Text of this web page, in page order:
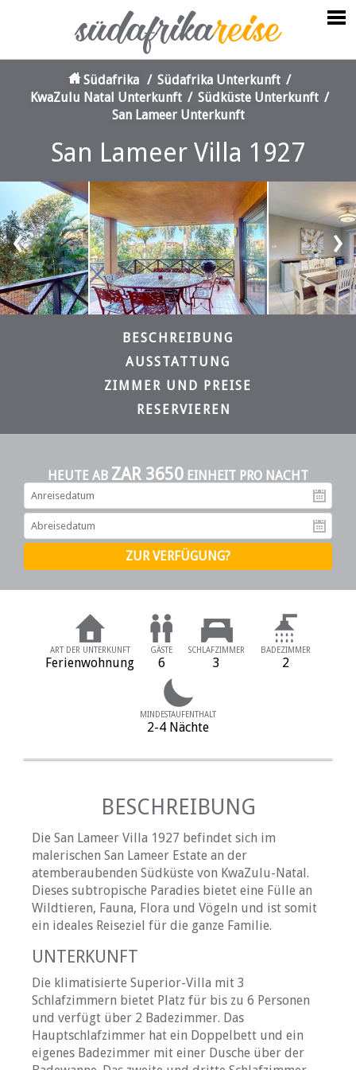
Südafrika / Südafrika Unterkunft /
KwaZulu Natal Unterkunft / Südküste Unterkunft /
San Lameer Unterkunft
San Lameer Villa 1927
‹ ›
BESCHREIBUNG
AUSSTATTUNG
ZIMMER UND PREISE
RESERVIEREN
HEUTE AB ZAR 3650 EINHEIT PRO NACHT
ART DER UNTERKUNFT
Ferienwohnung
GÄSTE
6
SCHLAFZIMMER
3
BADEZIMMER
2
MINDESTAUFENTHALT
2-4 Nächte
BESCHREIBUNG
Die San Lameer Villa 1927 befindet sich im
malerischen San Lameer Estate an der
atemberaubenden Südküste von KwaZulu-Natal.
Dieses subtropische Paradies bietet eine Fülle an
Wildtieren, Fauna, Flora und Vögeln und ist somit
ein ideales Reiseziel für die ganze Familie.
UNTERKUNFT
Die klimatisierte Superior-Villa mit 3
Schlafzimmern bietet Platz für bis zu 6 Personen
und verfügt über 2 Badezimmer. Das
Hauptschlafzimmer hat ein Doppelbett und ein
eigenes Badezimmer mit einer Dusche über der